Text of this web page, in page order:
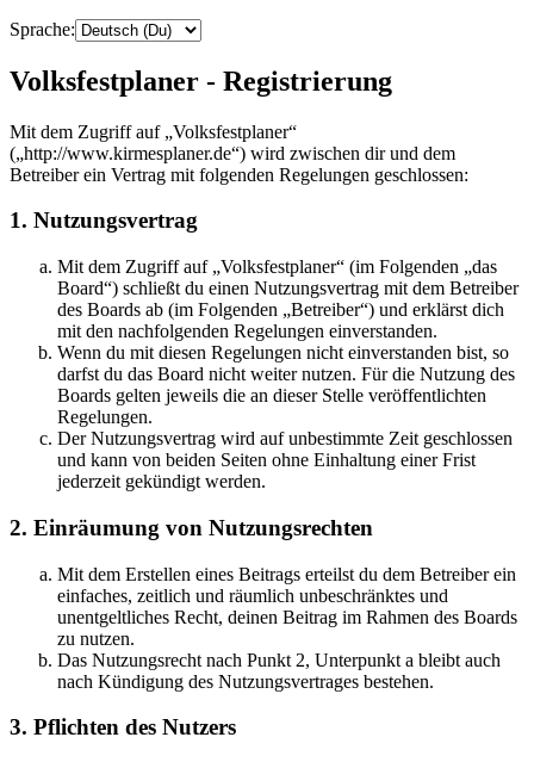
Sprache:
Volksfestplaner - Registrierung
Mit dem Zugriff auf „Volksfestplaner“
(„http://www.kirmesplaner.de“) wird zwischen dir und dem
Betreiber ein Vertrag mit folgenden Regelungen geschlossen:
1. Nutzungsvertrag
Mit dem Zugriff auf „Volksfestplaner“ (im Folgenden „das
Board“) schließt du einen Nutzungsvertrag mit dem Betreiber
des Boards ab (im Folgenden „Betreiber“) und erklärst dich
mit den nachfolgenden Regelungen einverstanden.
Wenn du mit diesen Regelungen nicht einverstanden bist, so
darfst du das Board nicht weiter nutzen. Für die Nutzung des
Boards gelten jeweils die an dieser Stelle veröffentlichten
Regelungen.
Der Nutzungsvertrag wird auf unbestimmte Zeit geschlossen
und kann von beiden Seiten ohne Einhaltung einer Frist
jederzeit gekündigt werden.
2. Einräumung von Nutzungsrechten
Mit dem Erstellen eines Beitrags erteilst du dem Betreiber ein
einfaches, zeitlich und räumlich unbeschränktes und
unentgeltliches Recht, deinen Beitrag im Rahmen des Boards
zu nutzen.
Das Nutzungsrecht nach Punkt 2, Unterpunkt a bleibt auch
nach Kündigung des Nutzungsvertrages bestehen.
3. Pflichten des Nutzers